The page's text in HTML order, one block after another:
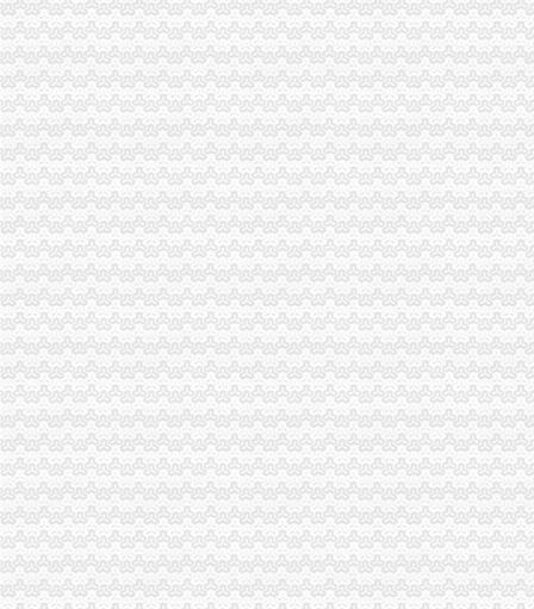
代账会计虚开发票上千万每月工资仅几百|增值税|会计|发票_新浪新闻
重庆大中税务师事务所--重庆代账公司,重庆税务咨询,重庆会计代
合肥会计代帐|合肥代报税|合肥代账报税|合肥代账公司电话0551-
泰州代账,泰州代账会计,泰州代账公司,泰州会计代账,泰州优正会
代理记账_公司注册_资质办理_工商注册_会计代账_八戒财税
池州财务公司|池州代账公司|池州会计公司|池州嘉禾财务咨询有限公司
渝中区重庆天地
重庆渝中区的重庆天地除了琳琅,还有哪些地方可以接办宴？_搜
【多图】渝中区重庆天地板式精装江景豪宅现房带人和街学指标,
重庆市渝中区人民
重庆天地写字楼|重庆市辖区渝中区重庆天地写字楼|地理位置|交通状况|
【图】邻解放碑洪崖洞重庆天地北欧简约大床房_渝中区短租公寓_途家
重庆渝中重庆天地户型图-找我家-土巴兔装修网
请问渝中区重庆天地这附近有什么送外卖的啊急求_重庆吧_百度贴吧
重庆市渝中区物业协会参观重庆天地认可丰诚物业优质服务_新浪家居
渝中区重庆天地精装两房绝版户型限量团购热销,重庆天地二手房,
【重庆渝中区】重庆天地雍江翠璟均价元/平米架报名中_重
两路口代账公司
【庐区三孝口专业注册公司代账报税欢迎来电咨询丁莉免费申请一
蜀山区黄岳路口附近注册公司代账报税找江秀秀低价注册-合肥58同城
杨浦区五角场镇出口退税小规模代账整理账-上海58同城
青岛卓珏快速公司注册、代理记账、纳税申报、年度所得税汇缴、出口
仁和会计司门口工商代理0司门口公司注册0司门口代账-湖北武汉会计
【图】渝中区两路文化公司注册工商代办代账会计真账实操_重庆